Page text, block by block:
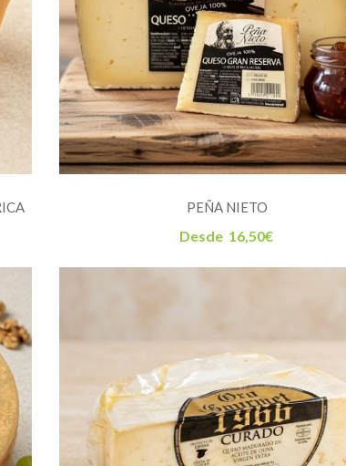
PEÑA NIETO
Desde 16,50€